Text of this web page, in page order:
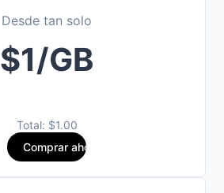
Desde tan solo
$1/GB
Total: $1.00
Comprar ahora